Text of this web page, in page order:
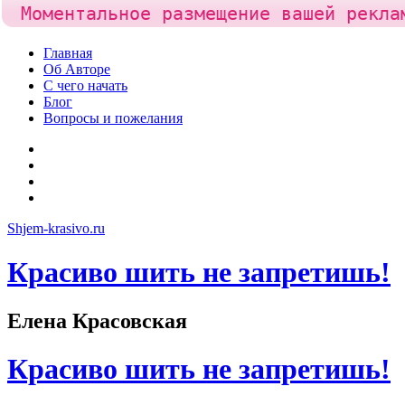
Skip
content
Главная
Об Авторе
С чего начать
Блог
Вопросы и пожелания
Shjem-krasivo.ru
Красиво шить не запретишь!
Елена Красовская
Красиво шить не запретишь!
Моментальное размещение вашей